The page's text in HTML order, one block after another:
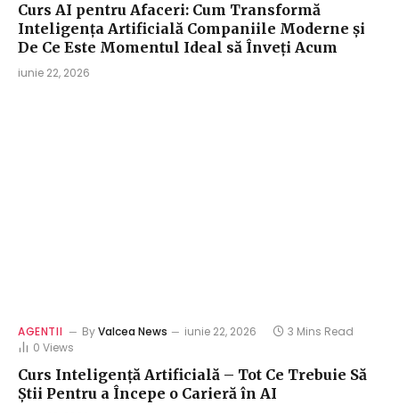
Curs AI pentru Afaceri: Cum Transformă
Inteligența Artificială Companiile Moderne și
De Ce Este Momentul Ideal să Înveți Acum
iunie 22, 2026
AGENTII ByValcea News iunie 22, 2026
3 Mins Read
0 Views
Curs Inteligență Artificială – Tot Ce Trebuie Să
Știi Pentru a Începe o Carieră în AI